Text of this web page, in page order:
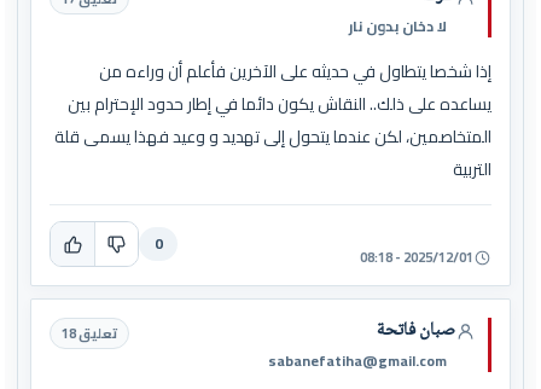
لا دخان بدون نار
إذا شخصا يتطاول في حديثه على الآخرين فأعلم أن وراءه من
يساعده على ذلك.. النقاش يكون دائما في إطار حدود الإحترام بين
المتخاصمين، لكن عندما يتحول إلى تهديد و وعيد فهذا يسمى قلة
التربية
2025/12/01 - 08:18
0
صبان فاتحة
sabanefatiha@gmail.com
تعليق 18